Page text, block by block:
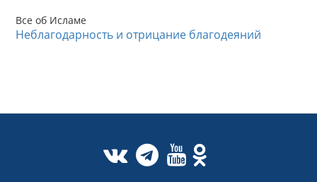
Все об Исламе
Неблагодарность и отрицание благодеяний